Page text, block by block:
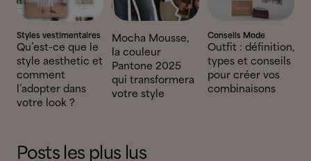
Styles vestimentaires
Qu’est-ce que le
style aesthetic et
comment
l’adopter dans
votre look ?
Mocha Mousse,
la couleur
Pantone 2025
qui transformera
votre style
Conseils Mode
Outfit : définition,
types et conseils
pour créer vos
combinaisons
Posts les plus lus